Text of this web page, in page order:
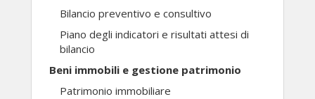
Bilancio preventivo e consultivo
Piano degli indicatori e risultati attesi di
bilancio
Beni immobili e gestione patrimonio
Patrimonio immobiliare